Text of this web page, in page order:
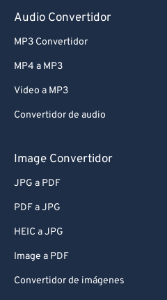
Audio Convertidor
MP3 Convertidor
MP4 a MP3
Video a MP3
Convertidor de audio
Image Convertidor
JPG a PDF
PDF a JPG
HEIC a JPG
Image a PDF
Convertidor de imágenes